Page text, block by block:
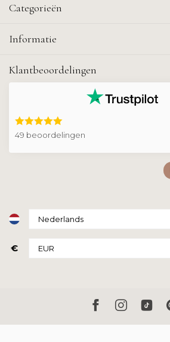
Categorieën
Informatie
Klantbeoordelingen
49 beoordelingen
€